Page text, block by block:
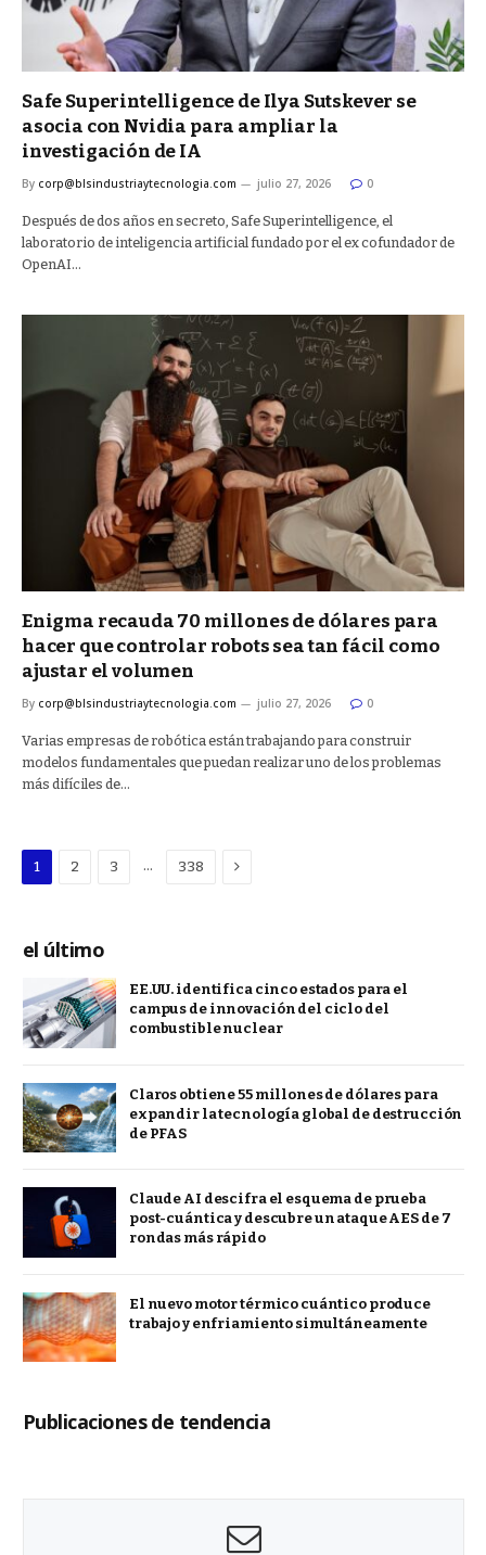
Safe Superintelligence de Ilya Sutskever se
asocia con Nvidia para ampliar la
investigación de IA
By corp@blsindustriaytecnologia.com julio 27, 2026 0
Después de dos años en secreto, Safe Superintelligence, el
laboratorio de inteligencia artificial fundado por el ex cofundador de
OpenAI…
Enigma recauda 70 millones de dólares para
hacer que controlar robots sea tan fácil como
ajustar el volumen
By corp@blsindustriaytecnologia.com julio 27, 2026 0
Varias empresas de robótica están trabajando para construir
modelos fundamentales que puedan realizar uno de los problemas
más difíciles de…
1 2 3 … 338 Next
el último
EE.UU. identifica cinco estados para el
campus de innovación del ciclo del
combustible nuclear
Claros obtiene 55 millones de dólares para
expandir la tecnología global de destrucción
de PFAS
Claude AI descifra el esquema de prueba
post-cuántica y descubre un ataque AES de 7
rondas más rápido
El nuevo motor térmico cuántico produce
trabajo y enfriamiento simultáneamente
Publicaciones de tendencia